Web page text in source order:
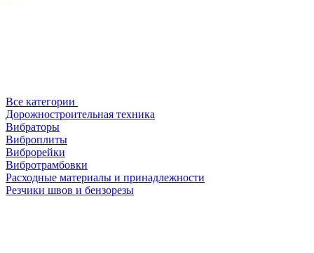
Все категории
Дорожностроительная техника
Вибраторы
Виброплиты
Виброрейки
Вибротрамбовки
Расходные материалы и принадлежности
Резчики швов и бензорезы